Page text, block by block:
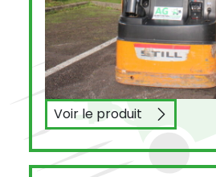
Voir le produitSTILL EGV14